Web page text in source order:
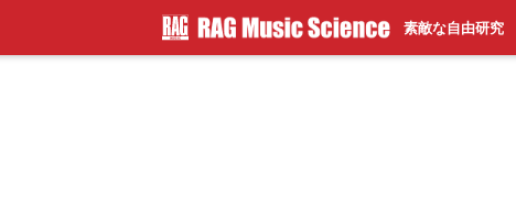
素敵な自由研究